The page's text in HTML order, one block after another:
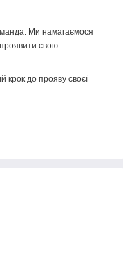
Ми намагаємося
свою
крок до прояву своєї